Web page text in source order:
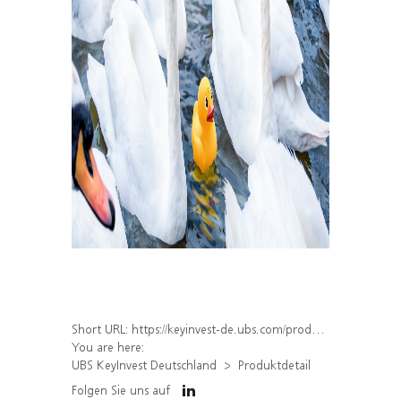
Short URL: https://keyinvest-de.ubs.com/produkt/detail/index/isin/DE000WA8MS47
You are here:
UBS KeyInvest Deutschland
Produktdetail
Folgen Sie uns auf